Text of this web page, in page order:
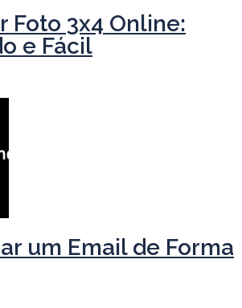
Foto 3x4 Online:
e Fácil
um Email de Forma